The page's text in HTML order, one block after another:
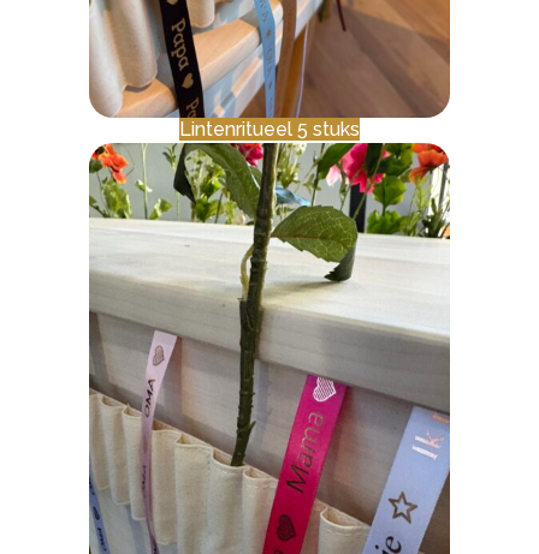
Lintenritueel 5 stuks